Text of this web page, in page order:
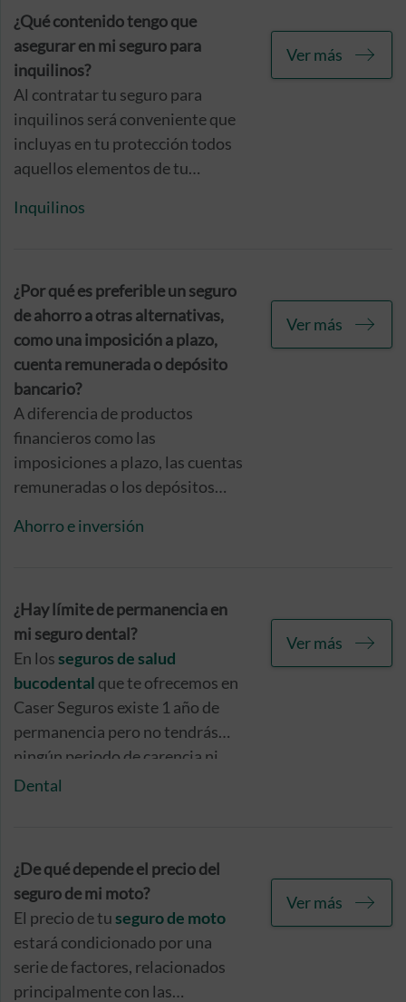
diversidad de coberturas
opcionales, seleccionando
aquellas que consideres útiles
para disfrutar de un seguro a tu
medida.
¿Qué contenido tengo que
asegurar en mi seguro para
inquilinos?
Al contratar tu seguro para
inquilinos será conveniente que
incluyas en tu protección todos
aquellos elementos de tu
vivienda, reflejados en el
ropa y objetos de valor.
Inquilinos
Ver más
¿Por qué es preferible un seguro
de ahorro a otras alternativas,
como una imposición a plazo,
cuenta remunerada o depósito
bancario?
A diferencia de productos
financieros como las
imposiciones a plazo, las cuentas
remuneradas o los depósitos
te permitirán contar, en un solo
mejor tratamiento fiscal, la
disponibilidad inmediata de tus
fondos desde el primer día y la
presencia de un capital adicional
para tus beneficiarios o
herederos legales en caso de
fallecimiento.
Ahorro e inversión
Ver más
¿Hay límite de permanencia en
mi seguro dental?
En losseguros de salud
bucodental que te ofrecemos en
Caser Seguros existe 1 año de
permanencia pero no tendrás
ningún periodo de carencia ni
preexistencia (sin cuestionardio
Dental
Ver más
¿De qué depende el precio del
seguro de mi moto?
El precio de tuseguro de moto
estará condicionado por una
serie de factores, relacionados
principalmente con las
Ver más